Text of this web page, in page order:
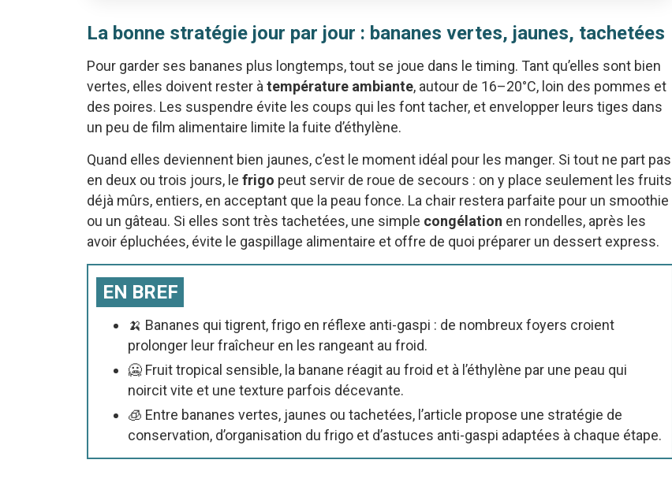
La bonne stratégie jour par jour : bananes vertes, jaunes, tachetées
Pour garder ses bananes plus longtemps, tout se joue dans le timing. Tant qu’elles sont bien
vertes, elles doivent rester à température ambiante, autour de 16–20°C, loin des pommes et
des poires. Les suspendre évite les coups qui les font tacher, et envelopper leurs tiges dans
un peu de film alimentaire limite la fuite d’éthylène.
Quand elles deviennent bien jaunes, c’est le moment idéal pour les manger. Si tout ne part pas
en deux ou trois jours, le frigo peut servir de roue de secours : on y place seulement les fruits
déjà mûrs, entiers, en acceptant que la peau fonce. La chair restera parfaite pour un smoothie
ou un gâteau. Si elles sont très tachetées, une simple congélation en rondelles, après les
avoir épluchées, évite le gaspillage alimentaire et offre de quoi préparer un dessert express.
EN BREF
🍌 Bananes qui tigrent, frigo en réflexe anti-gaspi : de nombreux foyers croient
prolonger leur fraîcheur en les rangeant au froid.
🥶 Fruit tropical sensible, la banane réagit au froid et à l’éthylène par une peau qui
noircit vite et une texture parfois décevante.
🧊 Entre bananes vertes, jaunes ou tachetées, l’article propose une stratégie de
conservation, d’organisation du frigo et d’astuces anti-gaspi adaptées à chaque étape.